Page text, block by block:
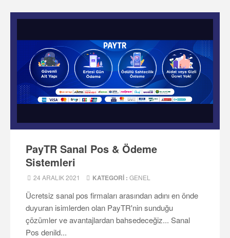
PayTR Sanal Pos & Ödeme
Sistemleri
24 ARALIK 2021 KATEGORI : GENEL
Ücretsiz sanal pos firmaları arasından adını en önde
duyuran isimlerden olan PayTR'nin sunduğu
çözümler ve avantajlardan bahsedeceğiz... Sanal
Pos denild...